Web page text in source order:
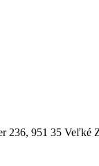
236, 951 35 Veľké